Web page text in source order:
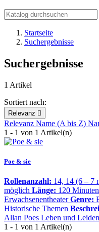
Startseite
Suchergebnisse
Suchergebnisse
1 Artikel
Sortiert nach:
Relevanz 
Relevanz Name (A bis Z)
1 - 1 von 1 Artikel(n)
Poe & sie
Rollenanzahl: 14, 14 (6 – 7
möglich Länge: 120 Minuten
Erwachsenentheater Genre:
Historische Themen
Allan Poes Leben und
1 - 1 von 1 Artikel(n)